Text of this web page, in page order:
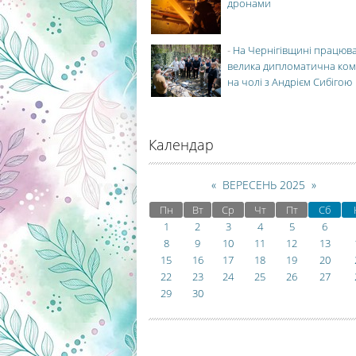
дронами
- На Чернігівщині
велика дипломатична
на чолі з Андрієм Сибігою
Календар
« ВЕРЕСЕНЬ 2025 »
Пн Вт Ср Чт Пт Сб
1
2 3 4 5 6
8
9 10 11 12 13
15
16 17 18 19 20
22
23 24 25 26 27
29
30